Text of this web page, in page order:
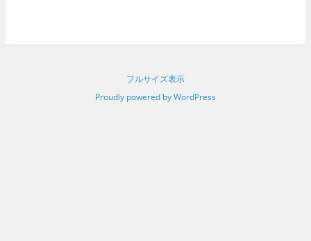
フルサイズ表示
Proudly powered by WordPress